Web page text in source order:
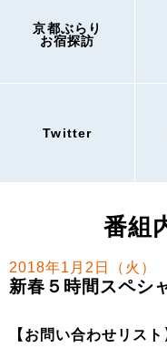
京都ぶらり
お宿探訪
Twitter
番組
2018年1月2日（火）
新春５時間スペ
【お問い合わせリスト